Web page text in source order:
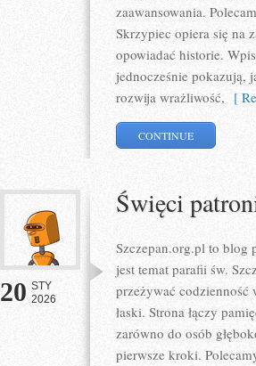
zaawansowania.
Skrzypiec opiera się na
opowiadać historie.
jednocześnie pokazują,
rozwija wrażliwość, [
CONTINUE
20 STY
2026
Święci
Szczepan.org.pl to blog
jest temat parafii św.
przeżywać codzienność
łaski. Strona łączy
zarówno do osób
pierwsze kroki.